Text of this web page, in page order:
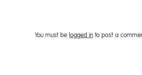
You must be logged in to post a